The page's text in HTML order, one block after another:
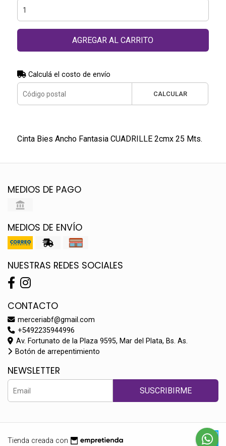
AGREGAR AL CARRITO
Calculá el costo de envío
CALCULAR
Cinta Bies Ancho Fantasia CUADRILLE 2cmx 25 Mts.
MEDIOS DE PAGO
MEDIOS DE ENVÍO
NUESTRAS REDES SOCIALES
CONTACTO
merceriabf@gmail.com
+5492235944996
Av. Fortunato de la Plaza 9595, Mar del Plata, Bs. As.
Botón de arrepentimiento
NEWSLETTER
SUSCRIBIRME
Tienda creada con